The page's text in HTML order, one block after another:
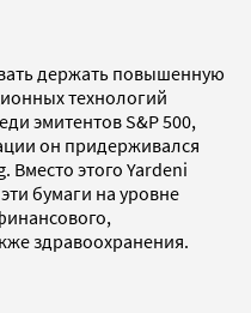
держать повышенную
технологий
эмитентов S&P 500,
он придерживался
Вместо этого Yardeni
бумаги на уровне
здравоохранения.